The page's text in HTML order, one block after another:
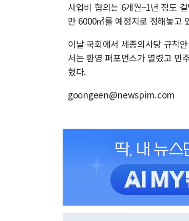
사업비 협의는 6개월~1년 정도
만 6000㎡를 예정지로 정해놓고
이날 국회에서 세종의사당 규칙
서는 환영 퍼포먼스가 열렸고 민
혔다.
goongeen@newspim.com